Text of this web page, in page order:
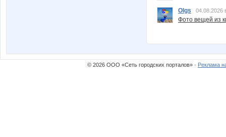
Olgs
04.08.2026
Фото вещей из
© 2026 ООО «Сеть городских порталов» · Реклама